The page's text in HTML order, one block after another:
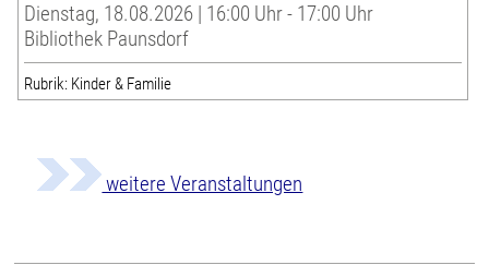
Dienstag, 18.08.2026 | 16:00 Uhr - 17:00 Uhr
Bibliothek Paunsdorf
Rubrik: Kinder & Familie
weitere Veranstaltungen